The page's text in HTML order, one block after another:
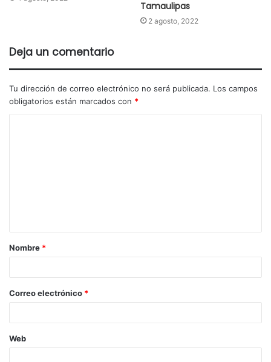
Tamaulipas
2 agosto, 2022
Deja un comentario
Tu dirección de correo electrónico no será publicada. Los campos
obligatorios están marcados con *
Nombre *
Correo electrónico *
Web